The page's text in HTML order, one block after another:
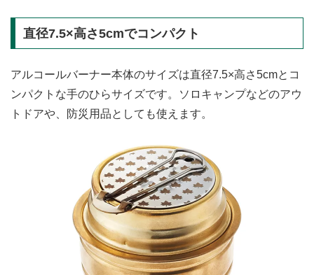
直径7.5×高さ5cmでコンパクト
アルコールバーナー本体のサイズは直径7.5×高さ5cmとコ
ンパクトな手のひらサイズです。ソロキャンプなどのアウ
トドアや、防災用品としても使えます。